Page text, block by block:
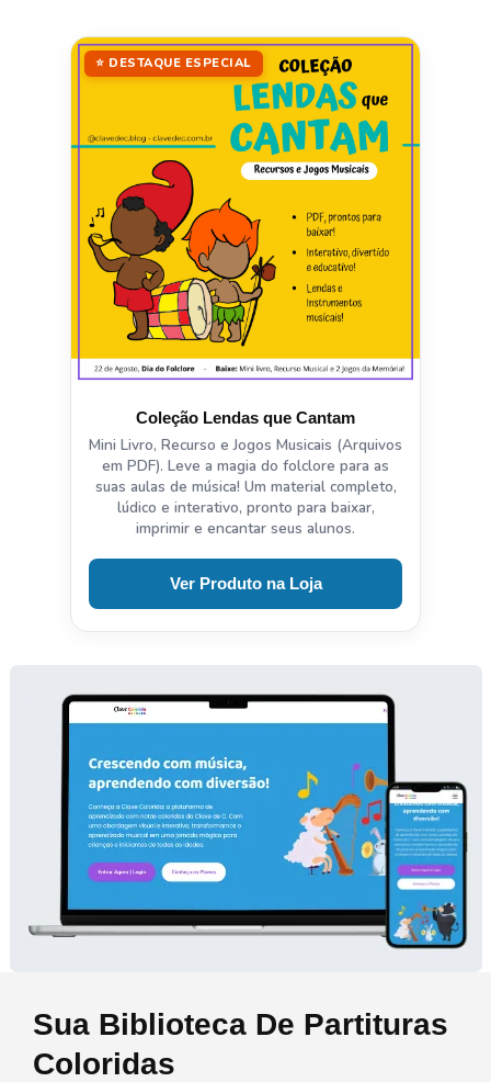
⭐ DESTAQUE ESPECIAL
Coleção Lendas que Cantam
Mini Livro, Recurso e Jogos Musicais (Arquivos
em PDF). Leve a magia do folclore para as
suas aulas de música! Um material completo,
lúdico e interativo, pronto para baixar,
imprimir e encantar seus alunos.
Ver Produto na Loja
Sua Biblioteca De Partituras
Coloridas